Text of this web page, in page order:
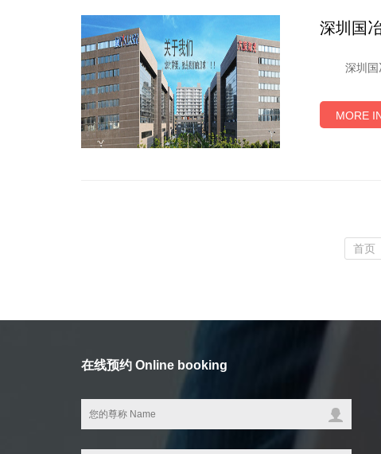
深圳国
深圳国冶
MORE
首页
在线预约 Online booking